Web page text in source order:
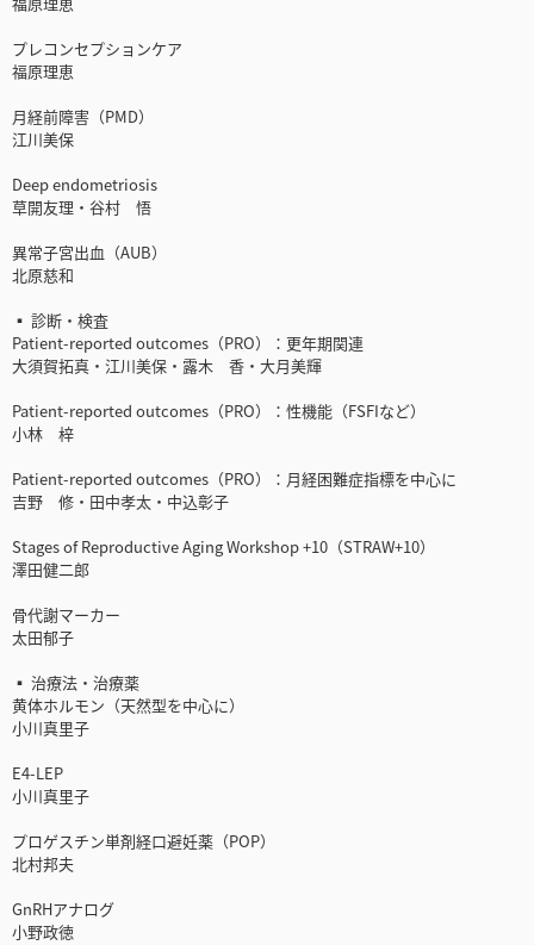
プレコンセプションケア
福原理恵
月経前障害（PMD）
江川美保
Deep endometriosis
草開友理・谷村 悟
異常子宮出血（AUB）
北原慈和
▪ 診断・検査
Patient-reported outcomes（PRO）：更年期関連
大須賀拓真・江川美保・露木 香・大月美輝
Patient-reported outcomes（PRO）：性機能（FSFIなど）
小林 梓
Patient-reported outcomes（PRO）：月経困難症指標を中心に
吉野 修・田中孝太・中込彰子
Stages of Reproductive Aging Workshop +10（STRAW+10）
澤田健二郎
骨代謝マーカー
太田郁子
▪ 治療法・治療薬
黄体ホルモン（天然型を中心に）
小川真里子
E4-LEP
小川真里子
プロゲスチン単剤経口避妊薬（POP）
北村邦夫
GnRHアナログ
小野政徳